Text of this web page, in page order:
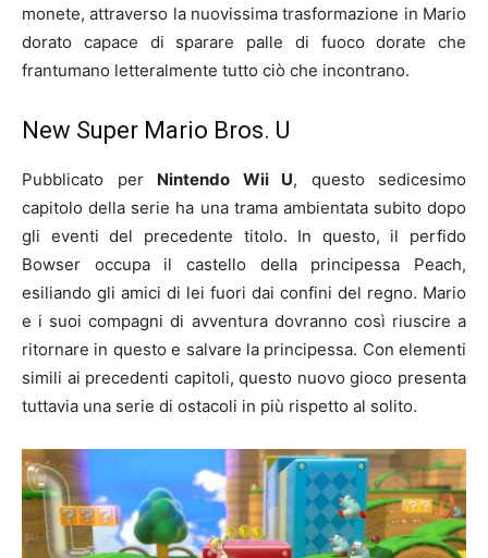
monete, attraverso la nuovissima trasformazione in Mario
dorato capace di sparare palle di fuoco dorate che
frantumano letteralmente tutto ciò che incontrano.
New Super Mario Bros. U
Pubblicato per Nintendo Wii U, questo sedicesimo
capitolo della serie ha una trama ambientata subito dopo
gli eventi del precedente titolo. In questo, il perfido
Bowser occupa il castello della principessa Peach,
esiliando gli amici di lei fuori dai confini del regno. Mario
e i suoi compagni di avventura dovranno così riuscire a
ritornare in questo e salvare la principessa. Con elementi
simili ai precedenti capitoli, questo nuovo gioco presenta
tuttavia una serie di ostacoli in più rispetto al solito.